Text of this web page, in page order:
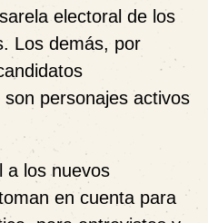
electoral de los
Los demás, por
personajes activos
a los nuevos
en cuenta para